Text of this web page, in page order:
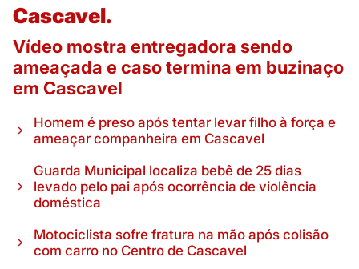
Cascavel.
Vídeo mostra entregadora sendo
ameaçada e caso termina em buzinaço
em Cascavel
Homem é preso após tentar levar filho à força e
ameaçar companheira em Cascavel
Guarda Municipal localiza bebê de 25 dias
levado pelo pai após ocorrência de violência
doméstica
Motociclista sofre fratura na mão após colisão
com carro no Centro de Cascavel